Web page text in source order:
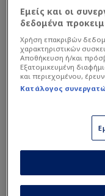
Η φημολογία πως
για την απόκτηση
ενισχύσει την
"αναζωπυρωθεί"
επίσκεψη στο
ντέρμπι ανάμεσα
Εμείς και οι
δεδομένα
Χρήση επακριβών
χαρακτηριστικών
Αποθήκευση ή/και
Εξατομικευμένη
και περιεχομένου,
Κατάλογος